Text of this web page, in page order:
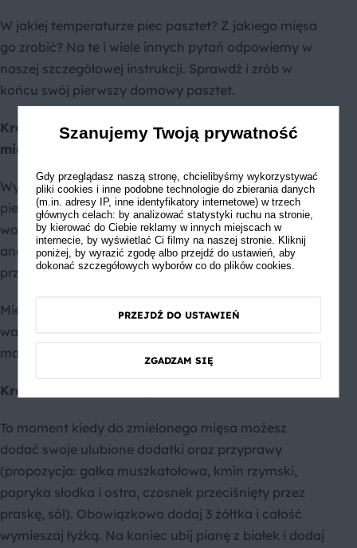
W jakiej temperaturze piec pasztet? Z jakiego mięsa
go zrobić? Na te i wiele innych pytań odpowiemy w
naszej szczegółowej instrukcji. Sprawdź i zrób w
końcu swój pierwszy domowy pasztet.
Krok 1: Wybranie, ugotowanie składników i
mielenie mięsa
Wybrane mięso, warzywa (z reguły marchewka i
pietruszka) gotuj przez 60 minut w dużym garnku z
wodą z dodatkiem: soli, liścia laurowego, ziela
angielskiego i pieprzu. Następnie duś pod przykrycie
przez około 90 minut.
Mięso bez chrząstek i kości oraz ugotowane
warzywa i nasączoną w bulionie bułkę zmiel w
maszynce przynajmniej 2 razy.
Krok 2: Dodanie kolejnych składników
To moment kiedy do zmielonego mięsa możesz
dodać swoje ulubione dodatki oraz przyprawy
(propozycja: gałka muszkatołowa, kmin rzymski,
papryka słodka i ostra, czosnek przeciśnięty przez
praskę, sól). Obowiązkowo dodaj 3 żółtka i całość
wymieszaj łyżką. Na koniec ubij pianę z białek i dodaj
Szanujemy Twoją prywatność
Gdy przeglądasz naszą stronę, chcielibyśmy wykorzystywać
pliki cookies i inne podobne technologie do zbierania danych
(m.in. adresy IP, inne identyfikatory internetowe) w trzech
głównych celach: by analizować statystyki ruchu na stronie,
by kierować do Ciebie reklamy w innych miejscach w
internecie, by wyświetlać Ci filmy na naszej stronie. Kliknij
poniżej, by wyrazić zgodę albo przejdź do ustawień, aby
dokonać szczegółowych wyborów co do plików cookies.
PRZEJDŹ DO USTAWIEŃ
ZGADZAM SIĘ